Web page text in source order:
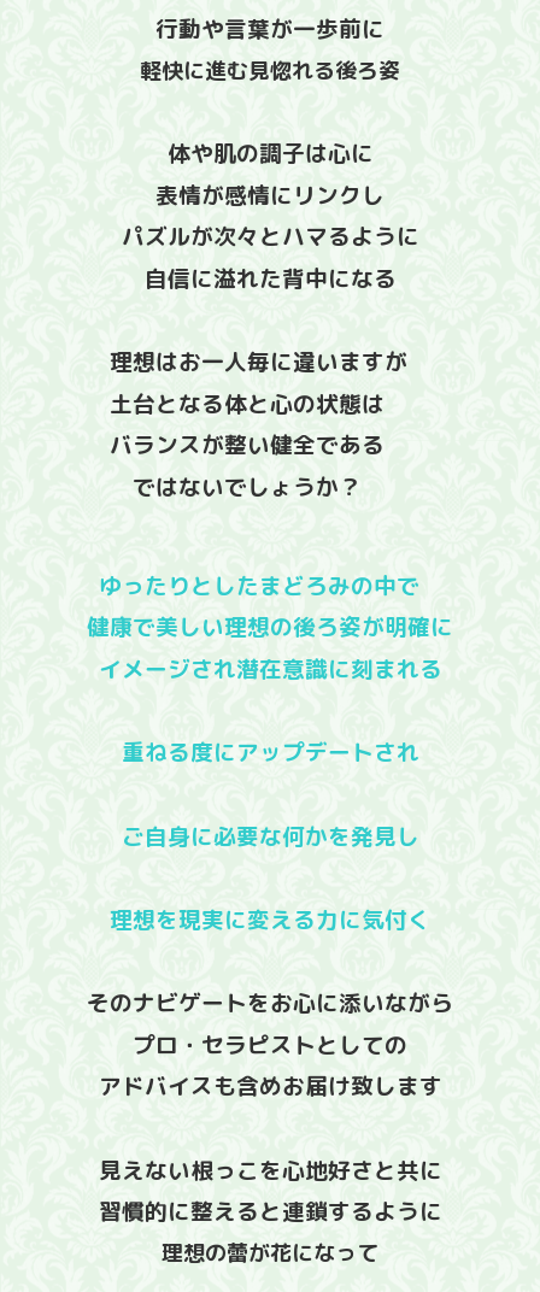
行動や言葉が一歩前に
軽快に進む見惚れる後ろ姿
体や肌の調子は心に
表情が感情にリンクし
パズルが次々とハマるように
自信に溢れた背中になる
理想はお一人毎に違いますが
土台となる体と心の状態は
バランスが整い健全である
ではないでしょうか？
ゆったりとしたまどろみの中で
健康で美しい理想の後ろ姿が明確に
イメージされ潜在意識に刻まれる
重ねる度にアップデートされ
ご自身に必要な何かを発見し
理想を現実に変える力に気付く
そのナビゲートをお心に添いながら
プロ・セラピストとしての
アドバイスも含めお届け致します
見えない根っこを心地好さと共に
習慣的に整えると連鎖するように
理想の蕾が花になって